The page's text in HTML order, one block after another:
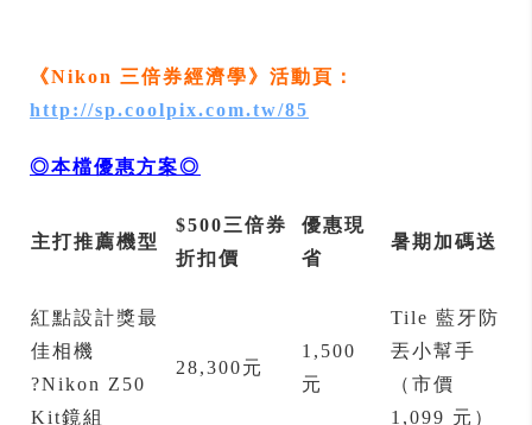
《Nikon 三倍券經濟學》活動頁：
http://sp.coolpix.com.tw/85
◎本檔優惠方案◎
主打推薦機型
$500三倍券
折扣價
優惠現
省
暑期加碼送
紅點設計獎最
佳相機
?Nikon Z50
Kit鏡組
28,300元
1,500
元
Tile 藍牙防
丟小幫手
（市價
1,099 元）